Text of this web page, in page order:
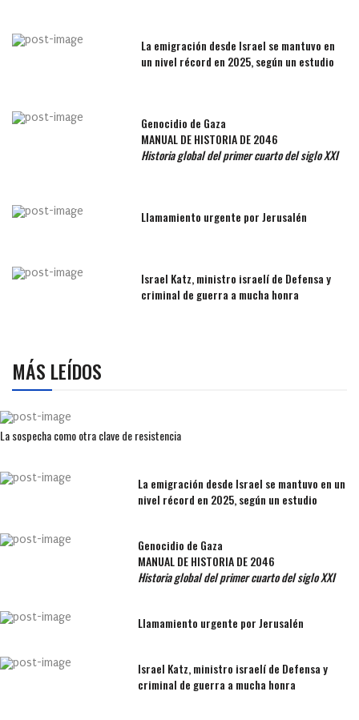
La emigración desde Israel se mantuvo en
un nivel récord en 2025, según un estudio
Genocidio de Gaza
MANUAL DE HISTORIA DE 2046
Historia global del primer cuarto del siglo XXI
Llamamiento urgente por Jerusalén
Israel Katz, ministro israelí de Defensa y
criminal de guerra a mucha honra
MÁS LEÍDOS
La sospecha como otra clave de resistencia
La emigración desde Israel se mantuvo en un
nivel récord en 2025, según un estudio
Genocidio de Gaza
MANUAL DE HISTORIA DE 2046
Historia global del primer cuarto del siglo XXI
Llamamiento urgente por Jerusalén
Israel Katz, ministro israelí de Defensa y
criminal de guerra a mucha honra